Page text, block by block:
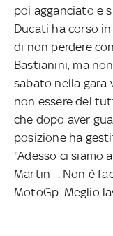
poi agganciato e
Ducati ha corso
di non perdere
Bastianini, ma
sabato nella gara
non essere del
che dopo aver
posizione ha
"Adesso ci siamo
Martin -. Non è
MotoGp. Meglio